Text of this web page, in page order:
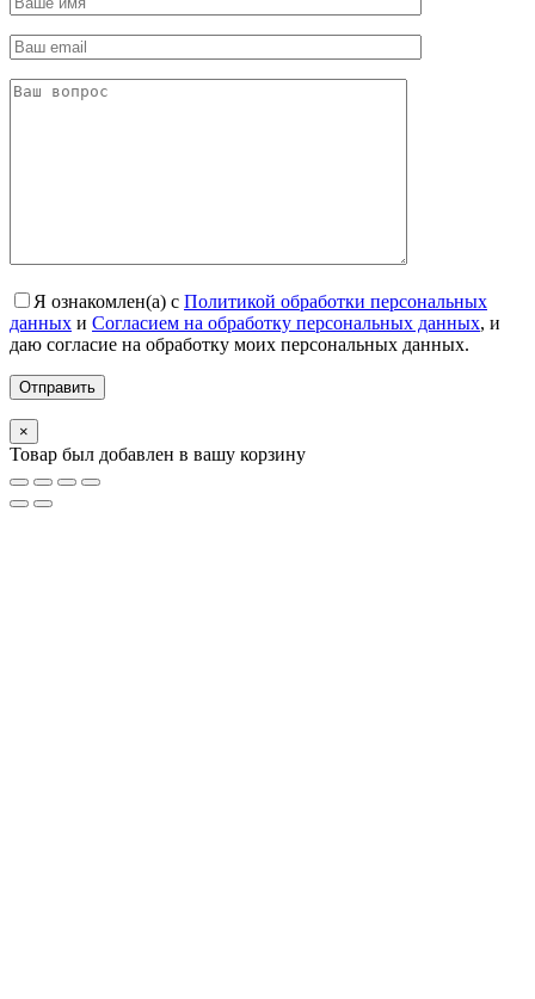
Я ознакомлен(а) с Политикой обработки персональных
данных и Согласием на обработку персональных данных, и
даю согласие на обработку моих персональных данных.
×
Товар был добавлен в вашу корзину